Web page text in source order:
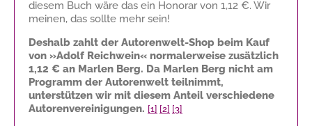
diesem Buch wäre das ein Honorar von 1,12 €. Wir
meinen, das sollte mehr sein!
Deshalb zahlt der Autorenwelt-Shop beim Kauf
von »Adolf Reichwein« normalerweise zusätzlich
1,12 € an Marlen Berg. Da Marlen Berg nicht am
Programm der Autorenwelt teilnimmt,
unterstützen wir mit diesem Anteil verschiedene
Autorenvereinigungen. [1] [2] [3]